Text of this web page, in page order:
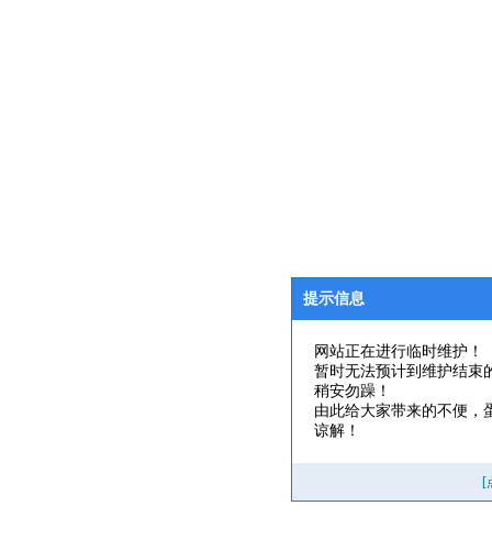
提示信息
网站正在进行临时维护！
暂时无法预计到维护结束
稍安勿躁！
由此给大家带来的不便，
谅解！
[